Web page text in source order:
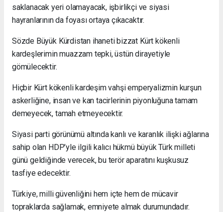
saklanacak yeri olamayacak, işbirlikçi ve siyasi
hayranlarının da foyası ortaya çıkacaktır.
Sözde Büyük Kürdistan ihaneti bizzat Kürt kökenli
kardeşlerimin muazzam tepki, üstün dirayetiyle
gömülecektir.
Hiçbir Kürt kökenli kardeşim vahşi emperyalizmin kurşun
askerliğine, insan ve kan tacirlerinin piyonluğuna tamam
demeyecek, tamah etmeyecektir.
Siyasi parti görünümü altında kanlı ve karanlık ilişki ağlarına
sahip olan HDP’yle ilgili kalıcı hükmü büyük Türk milleti
günü geldiğinde verecek, bu terör aparatını kuşkusuz
tasfiye edecektir.
Türkiye, milli güvenliğini hem içte hem de mücavir
topraklarda sağlamak, emniyete almak durumundadır.